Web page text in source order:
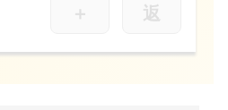
＋ 返